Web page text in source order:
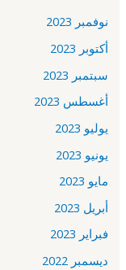
نوفمبر 2023
أكتوبر 2023
سبتمبر 2023
أغسطس 2023
يوليو 2023
يونيو 2023
مايو 2023
أبريل 2023
فبراير 2023
ديسمبر 2022